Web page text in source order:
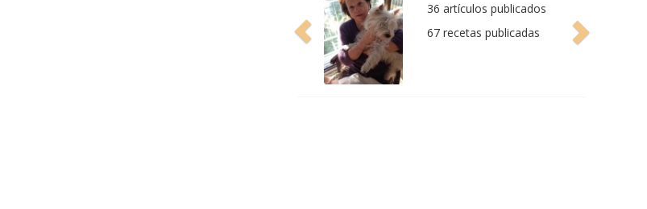
36 artículos publicados
67 recetas publicadas